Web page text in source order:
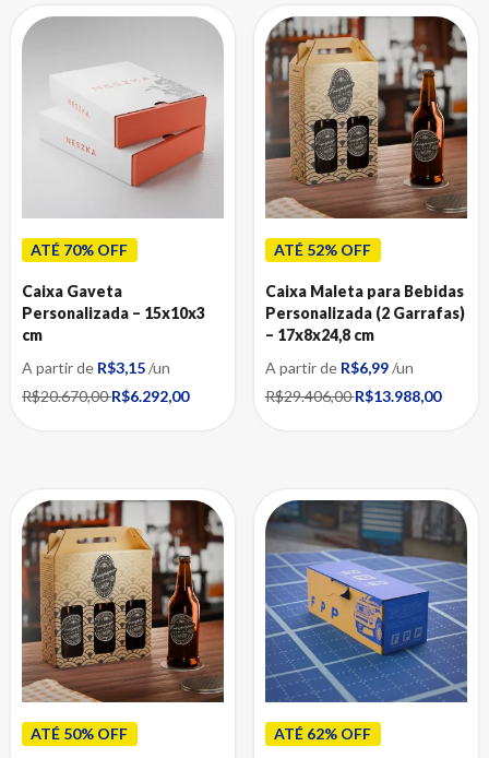
Caixas para Botas
Caixas para Calçados Femininos
Caixas para Calçados Infantis
Caixas para Calçados Masculinos
Caixas para Tênis
Caixas para Churros
Caixas para Correios Personalizadas
Caixas para Cosméticos
Caixas para Perfume
Caixas para e-commerce
Caixas para Artesanato
Caixas para Autopeças
Caixas para Induzido Motor de Partida
Caixas para Eletrônicos
Caixas para Implantes e Molduras Dentárias
Caixas para Informática
Caixas para presente
Caixas para Roupas
Caixas para Suplementos
Caixas para Óculos
Caixas para Ovos de Páscoa
Caixas para Presente
ATÉ 70% OFF
Caixa Gaveta
Personalizada – 15x10x3
cm
A partir de R$3,15/un
R$20.670,00R$6.292,00
ATÉ 52% OFF
Caixa Maleta para Bebidas
Personalizada (2 Garrafas)
– 17x8x24,8 cm
A partir de R$6,99/un
R$29.406,00R$13.988,00
ATÉ 50% OFF ATÉ 62% OFF